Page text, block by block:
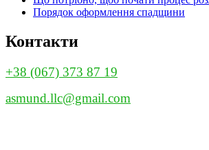
Порядок оформлення спадщини
Контакти
+38 (067) 373 87 19
asmund.llc@gmail.com